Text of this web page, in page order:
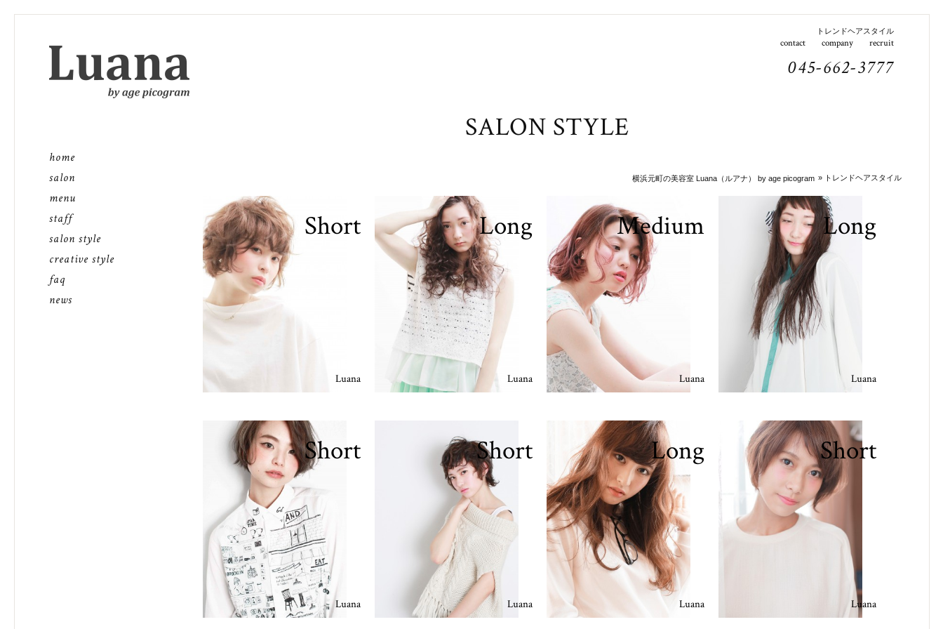
トレンドヘアスタイル
home
salon
menu
staff
salon style
creative style
faq
news
contact company recruit
045-662-3777
SALON STYLE
横浜元町の美容室 Luana（ルアナ） by age picogram » トレンドヘアスタイル
Short
Luana
Long
Luana
Medium
Luana
Long
Luana
Short
Luana
Short
Luana
Long
Luana
Short
Luana